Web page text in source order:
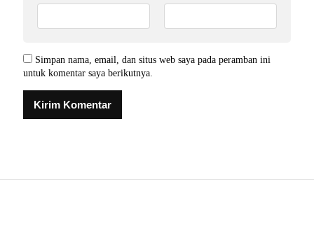
Simpan nama, email, dan situs web saya pada peramban ini
untuk komentar saya berikutnya.